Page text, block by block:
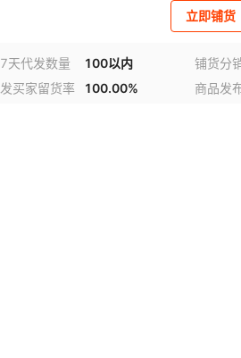
立即铺货
天代发数量 100以内 铺货分
买家留货率 100.00% 商品发